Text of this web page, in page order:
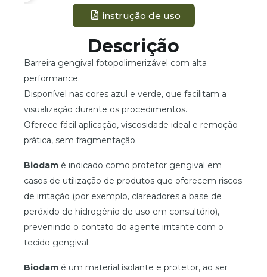
instrução de uso
Descrição
Barreira gengival fotopolimerizável com alta
performance.
Disponível nas cores azul e verde, que facilitam a
visualização durante os procedimentos.
Oferece fácil aplicação, viscosidade ideal e remoção
prática, sem fragmentação.
Biodam é indicado como protetor gengival em
casos de utilização de produtos que oferecem riscos
de irritação (por exemplo, clareadores a base de
peróxido de hidrogênio de uso em consultório),
prevenindo o contato do agente irritante com o
tecido gengival.
Biodam é um material isolante e protetor, ao ser